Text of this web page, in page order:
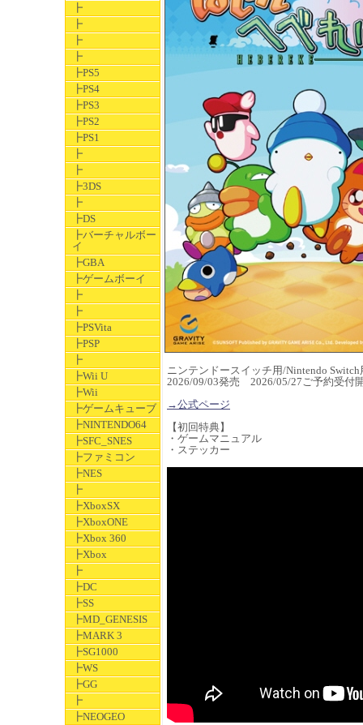
┣
┣
┣
┣
┣PS5
┣PS4
┣PS3
┣PS2
┣PS1
┣
┣
┣3DS
┣
┣DS
┣バーチャルボー
イ
┣GBA
┣ゲームボーイ
┣
┣
┣PSVita
┣PSP
┣
┣Wii U
┣Wii
┣ゲームキューブ
┣NINTENDO64
┣SFC_SNES
┣ファミコン
┣NES
┣
┣XboxSX
┣XboxONE
┣Xbox 360
┣Xbox
┣
┣DC
┣SS
┣MD_GENESIS
┣MARK 3
┣SG1000
┣WS
┣GG
┣
┣NEOGEO
ニンテンドースイッチ用/Nintendo
2026/09/03発売 2026/05/27ご予約受付
→公式ページ
【初回特典】
・ゲームマニュアル
・ステッカー